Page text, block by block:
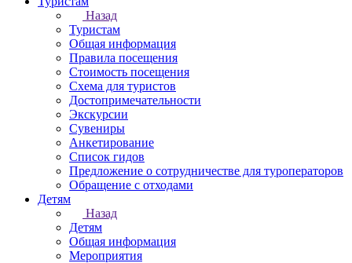
Назад
Туристам
Общая информация
Правила посещения
Стоимость посещения
Схема для туристов
Достопримечательности
Экскурсии
Сувениры
Анкетирование
Список гидов
Предложение о сотрудничестве для туроператоров
Обращение с отходами
Детям
Назад
Детям
Общая информация
Мероприятия